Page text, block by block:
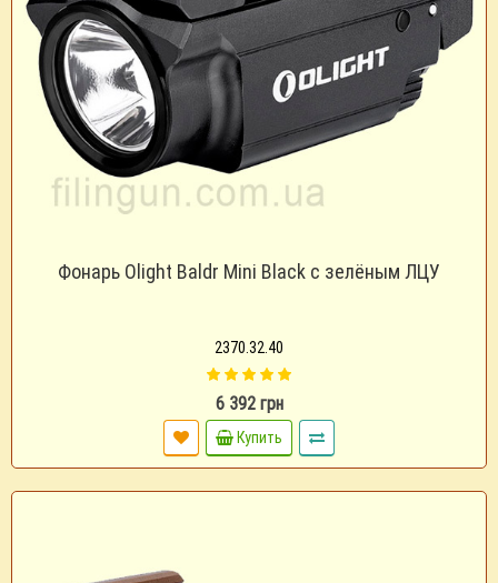
Фонарь Olight Baldr Mini Black с зелёным ЛЦУ
2370.32.40
6 392 грн
Купить